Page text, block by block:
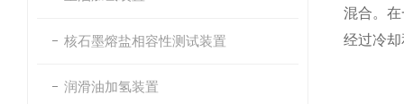
核石墨熔盐相容性测试装置
润滑油加氢装置
混合。
经过冷